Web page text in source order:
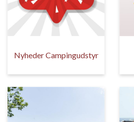
Nyheder Campingudstyr